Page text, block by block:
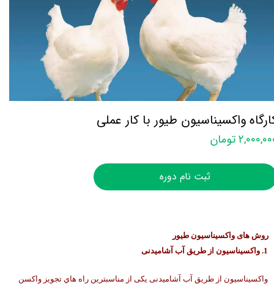
واکسیناسیون طیور با کار عملی
تومان
ثبت نام دوره
روش های واکسیناسیون طیور
1. واکسیناسیون از طریق آب آشامیدنی
واکسیناسیون از طریق آب آشامیدنی یکی از مناسبترین راه هاي تجویز واکسن